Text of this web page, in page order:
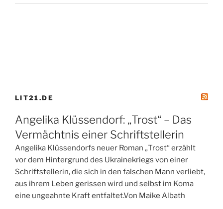
LIT21.DE
Angelika Klüssendorf: „Trost“ – Das
Vermächtnis einer Schriftstellerin
Angelika Klüssendorfs neuer Roman „Trost“ erzählt
vor dem Hintergrund des Ukrainekriegs von einer
Schriftstellerin, die sich in den falschen Mann verliebt,
aus ihrem Leben gerissen wird und selbst im Koma
eine ungeahnte Kraft entfaltet.Von Maike Albath